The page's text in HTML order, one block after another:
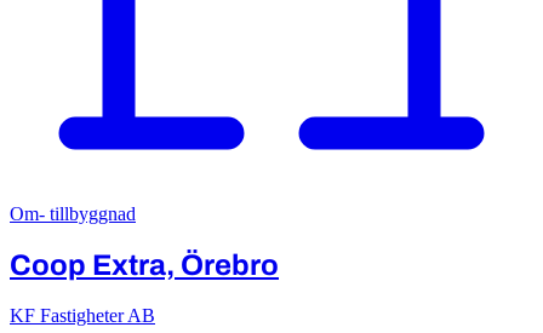
Om- tillbyggnad
Coop Extra, Örebro
KF Fastigheter AB